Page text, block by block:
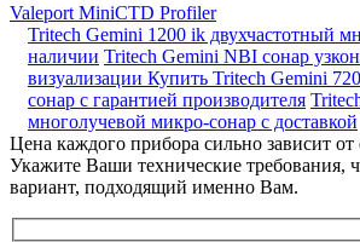
Valeport MiniCTD Profiler
Tritech Gemini 1200 ik двухчастотный
наличии Tritech Gemini NBI сонар
визуализации Купить Tritech Gemini
сонар с гарантией производителя
многолучевой микро-сонар с доставкой
Цена каждого прибора сильно зависит от
Укажите Ваши технические требования,
вариант, подходящий именно Вам.